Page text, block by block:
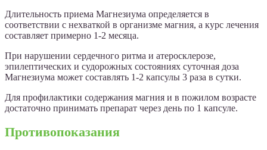
Длительность приема Магнезиума определяется в
соответствии с нехваткой в организме магния, а курс лечения
составляет примерно 1-2 месяца.
При нарушении сердечного ритма и атеросклерозе,
эпилептических и судорожных состояниях суточная доза
Магнезиума может составлять 1-2 капсулы 3 раза в сутки.
Для профилактики содержания магния и в пожилом возрасте
достаточно принимать препарат через день по 1 капсуле.
Противопоказания